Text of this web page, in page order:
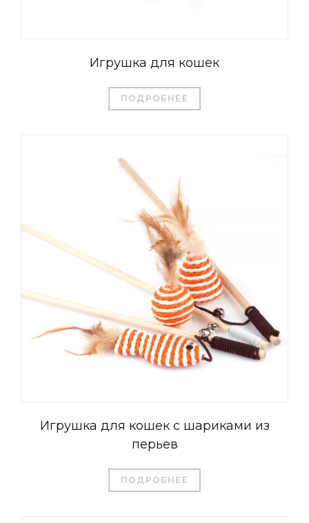
Игрушка для кошек
ПОДРОБНЕЕ
Игрушка для кошек с шариками из
перьев
ПОДРОБНЕЕ